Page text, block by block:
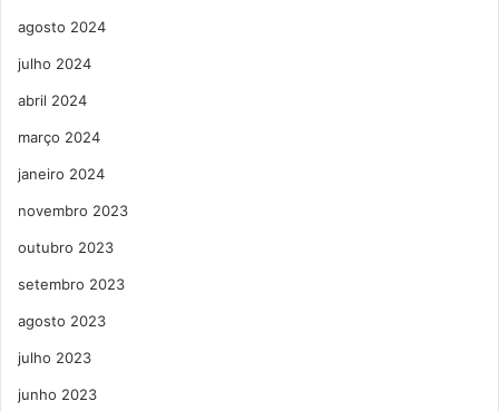
agosto 2024
julho 2024
abril 2024
março 2024
janeiro 2024
novembro 2023
outubro 2023
setembro 2023
agosto 2023
julho 2023
junho 2023